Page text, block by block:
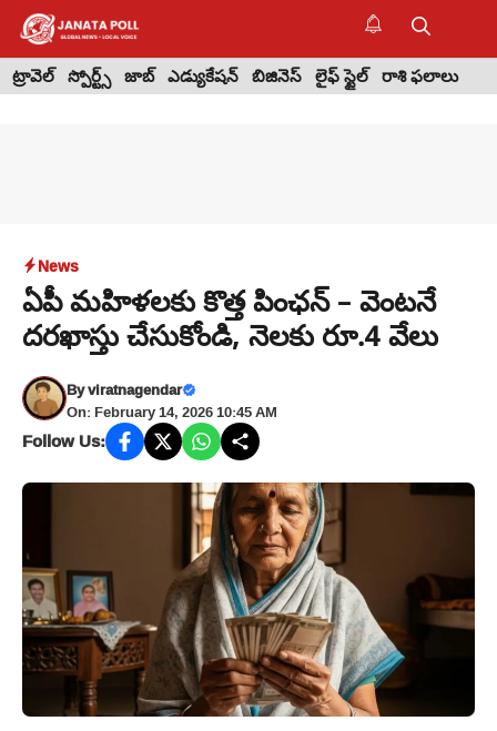
Skip
content
ట్రావెల్ స్పోర్ట్స్ జాబ్ ఎడ్యుకేషన్ బిజినెస్ లైఫ్ స్టైల్ రాశి ఫలాలు
News
ఏపీ మహిళలకు కొత్త పింఛన్‌ – వెంటనే
దరఖాస్తు చేసుకోండి, నెలకు రూ.4 వేలు
Byviratnagendar
On: February 14, 2026 10:45 AM
Follow Us: